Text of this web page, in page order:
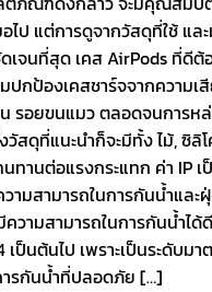
ไป แต่การดูจากวัสดุที่ใช้ แล
เจนที่สุด เคส AirPods ที่ดี
กป้องเคสชาร์จจากความเสี
รอยขนแมว ตลอดจนการห
วัสดุที่แนะนำก็จะมีทั้ง ไม้, ซิลิ
านต่อแรงกระแทก ค่า IP เ
ามสามารถในการกันน้ำและ
วามสามารถในการกันน้ำได้
เป็นต้นไป เพราะเป็นระดับม
ารกันน้ำที่ปลอดภัย […]